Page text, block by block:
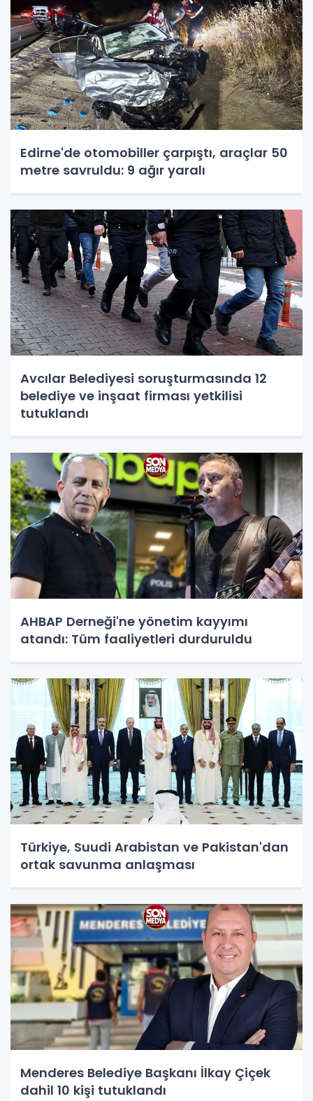
Edirne'de otomobiller çarpıştı, araçlar 50
metre savruldu: 9 ağır yaralı
Avcılar Belediyesi soruşturmasında 12
belediye ve inşaat firması yetkilisi
tutuklandı
AHBAP Derneği'ne yönetim kayyımı
atandı: Tüm faaliyetleri durduruldu
Türkiye, Suudi Arabistan ve Pakistan'dan
ortak savunma anlaşması
Menderes Belediye Başkanı İlkay Çiçek
dahil 10 kişi tutuklandı